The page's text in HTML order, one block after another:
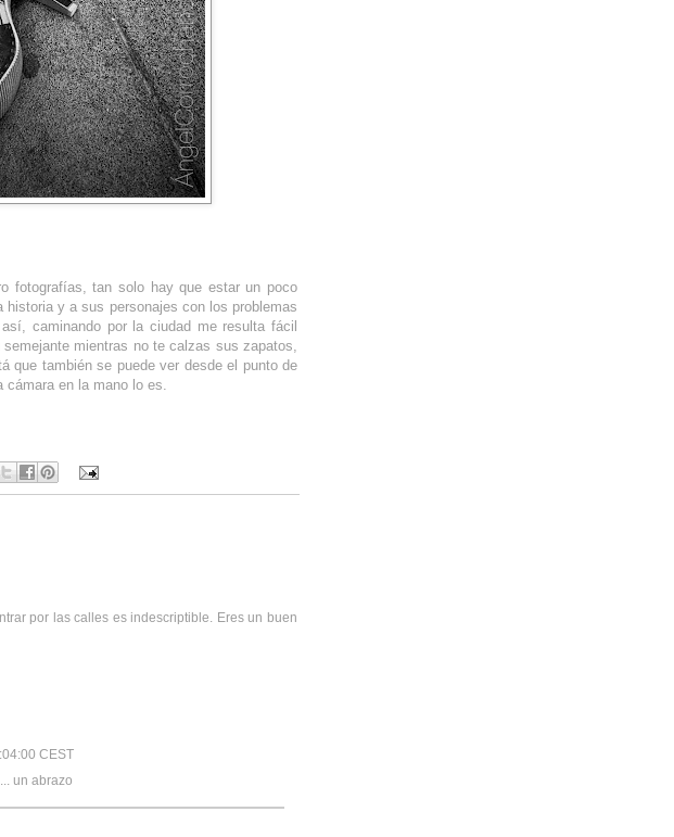
fotografías, tan solo hay que estar un poco
y a sus personajes con los problemas
caminando por la ciudad me resulta fácil
mientras no te calzas sus zapatos,
que también se puede ver desde el punto de
en la mano lo es.
por las calles es indescriptible. Eres un buen
CEST
un abrazo